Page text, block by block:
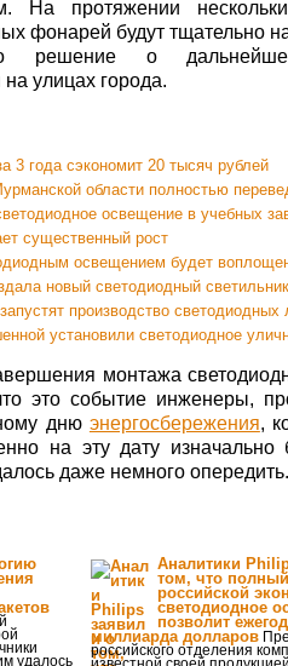
На протяжении
фонарей будут тщательно
решение о
улицах города.
3 года сэкономит 20 тысяч рублей
области полностью
освещение в учебных
существенный рост
освещением будет
новый светодиодный
производство светодиодных
установили светодиодное
монтажа
это событие инженеры,
дню энергосбережения,
на эту дату изначально
даже немного опередить.
удалось
Аналитики
том, что
российской
светодиодное
позволит
миллиарда долларов
российского отделения